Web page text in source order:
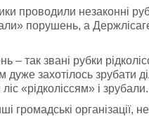
проводили незаконні
порушень, а
– так звані рубки
захотілось зрубати
«рідколіссям» і зрубали.
громадські організації,